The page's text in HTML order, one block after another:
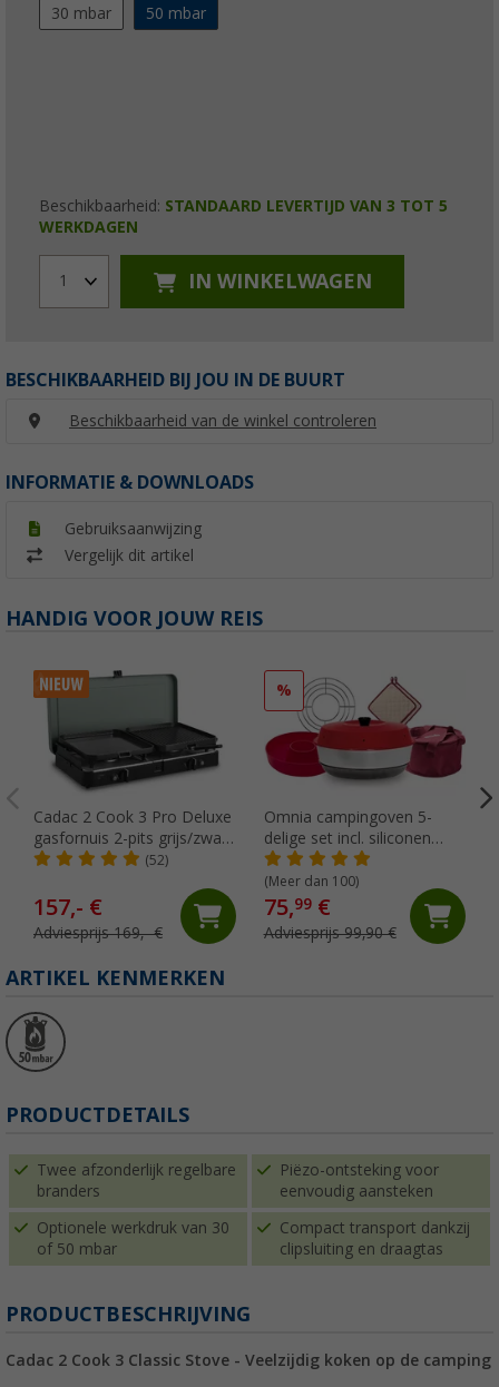
30 mbar
50 mbar
Beschikbaarheid: STANDAARD LEVERTIJD VAN 3 TOT 5
WERKDAGEN
1 IN WINKELWAGEN
BESCHIKBAARHEID BIJ JOU IN DE BUURT
Beschikbaarheid van de winkel controleren
INFORMATIE & DOWNLOADS
Gebruiksaanwijzing
Vergelijk dit artikel
HANDIG VOOR JOUW REIS
Cadac 2 Cook 3 Pro Deluxe
gasfornuis 2-pits grijs/zwart
30 mbar
(52)
157,- €
Adviesprijs 169,- €
%
Omnia campingoven 5-
delige set incl. siliconen
ovenschaal, ovenrooster, 2
pannenlappen & opbergtas
(Meer dan 100)
75,99€
Adviesprijs 99,90 €
ARTIKEL KENMERKEN
PRODUCTDETAILS
Twee afzonderlijk regelbare
branders
Piëzo-ontsteking voor
eenvoudig aansteken
Optionele werkdruk van 30
of 50 mbar
Compact transport dankzij
clipsluiting en draagtas
PRODUCTBESCHRIJVING
Cadac 2 Cook 3 Classic Stove - Veelzijdig koken op de camping